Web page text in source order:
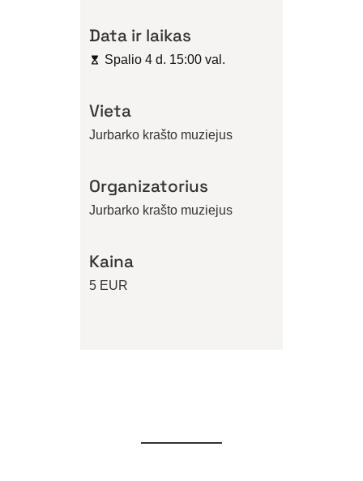
Data ir laikas
Spalio 4 d. 15:00 val.
Vieta
Jurbarko krašto muziejus
Organizatorius
Jurbarko krašto muziejus
Kaina
5 EUR